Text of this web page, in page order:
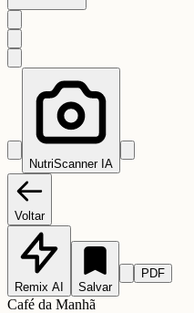
NutriScanner IA
Voltar
Remix AI Salvar
PDF
Café da Manhã